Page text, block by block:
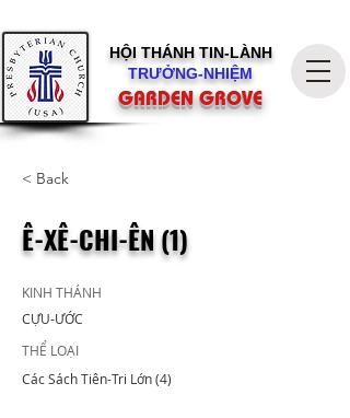
HỘI THÁNH TIN-LÀNH
TRƯỞNG-NHIỆM
GARDEN GROVE
< Back
Ê-XÊ-CHI-ÊN (1)
KINH THÁNH
CỰU-ƯỚC
THỂ LOẠI
Các Sách Tiên-Tri Lớn (4)